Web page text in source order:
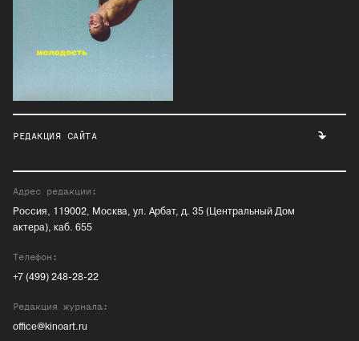
РЕДАКЦИЯ САЙТА
Адрес редакции:
Россия, 119002, Москва, ул. Арбат, д. 35 (Центральный Дом
актера), каб. 655
Телефон:
+7 (499) 248-28-22
Редакция журнала:
office@kinoart.ru